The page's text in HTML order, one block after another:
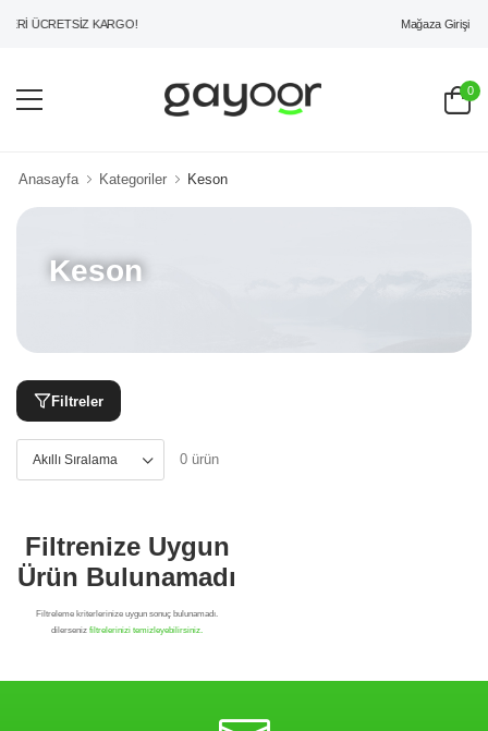
ÜCRETSİZ KARGO! Mağaza Girişi
0
Anasayfa Kategoriler Keson
Keson
Filtreler
0 ürün